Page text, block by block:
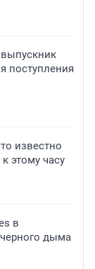
поступления
известно
этому часу
в
черного дыма